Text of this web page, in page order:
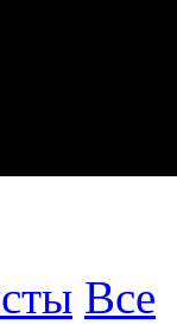
Все